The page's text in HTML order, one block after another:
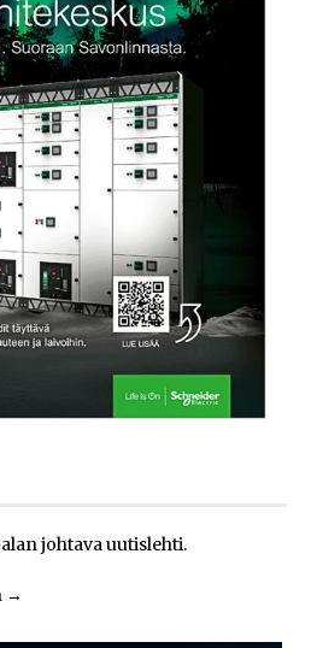
johtava uutislehti.
→